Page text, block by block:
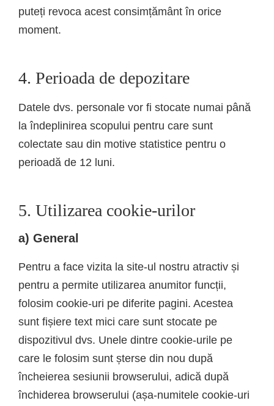
puteți revoca acest consimțământ în orice
moment.
4. Perioada de depozitare
Datele dvs. personale vor fi stocate numai până
la îndeplinirea scopului pentru care sunt
colectate sau din motive statistice pentru o
perioadă de 12 luni.
5. Utilizarea cookie-urilor
a) General
Pentru a face vizita la site-ul nostru atractiv și
pentru a permite utilizarea anumitor funcții,
folosim cookie-uri pe diferite pagini. Acestea
sunt fișiere text mici care sunt stocate pe
dispozitivul dvs. Unele dintre cookie-urile pe
care le folosim sunt șterse din nou după
încheierea sesiunii browserului, adică după
închiderea browserului (așa-numitele cookie-uri